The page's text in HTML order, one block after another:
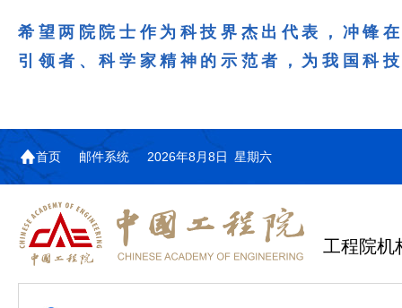
希望两院院士作为科技界杰出代表，冲锋
引领者、科学家精神的示范者，为我国科
首页 邮件系统 2026年8月8日 星期六
工程院机